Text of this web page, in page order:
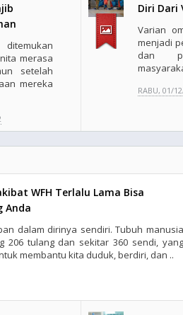
merasa
setelah
mereka
Diri Dari
Varian
menjadi
dan
RABU, 01/
WFH Terlalu Lama Bisa
Anda
dalam dirinya sendiri. Tubuh manusia
206 tulang dan sekitar 360 sendi, yang
membantu kita duduk, berdiri, dan ..